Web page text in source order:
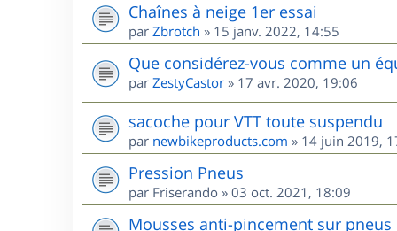
Chaînes à neige 1er essai
par Zbrotch » 15 janv. 2022, 14:55
Que considérez-vous comme un
par ZestyCastor » 17 avr. 2020, 19:06
sacoche pour VTT toute suspendu
par newbikeproducts.com » 14 juin 2019,
Pression Pneus
par Friserando » 03 oct. 2021, 18:09
Mousses anti-pincement sur pneus